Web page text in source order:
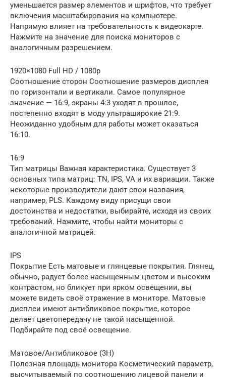
уменьшается размер элементов и шрифтов, что требует
включения масштабирования на компьютере.
Напрямую влияет на требовательность к видеокарте.
Нажмите на значение для поиска мониторов с
аналогичным разрешением.
1920×1080 Full HD / 1080p
Соотношение сторон Соотношение размеров дисплея
по горизонтали и вертикали. Самое популярное
значение — 16:9, экраны 4:3 уходят в прошлое,
постепенно входят в моду ультраширокие 21:9.
Неожиданно удобным для работы может оказаться
16:10.
16:9
Тип матрицы Важная характеристика. Существует 3
основных типа матриц: TN, IPS, VA и их вариации. Также
некоторые производители дают свои названия,
например, PLS. Каждому виду присущи свои
достоинства и недостатки, выбирайте, исходя из своих
требований. Нажмите, чтобы найти мониторы с
аналогичной матрицей.
IPS
Покрытие Есть матовые и глянцевые покрытия. Глянец,
обычно, радует более насыщенным цветом и высоким
контрастом, но бликует при ярком освещении, вы
можете видеть своё отражение в мониторе. Матовые
дисплеи имеют антибликовое покрытие, которое
делает цветопередачу не такой насыщенной.
Подбирайте под своё освещение.
Матовое/Антибликовое (3H)
Полезная площадь монитора Косметический параметр,
высчитываемый по соотношению лицевой панели и